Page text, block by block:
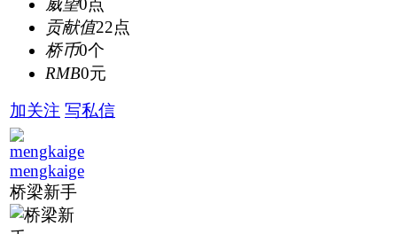
威望0点
贡献值22点
桥币0个
RMB0元
加关注 写私信
mengkaige
桥梁新手